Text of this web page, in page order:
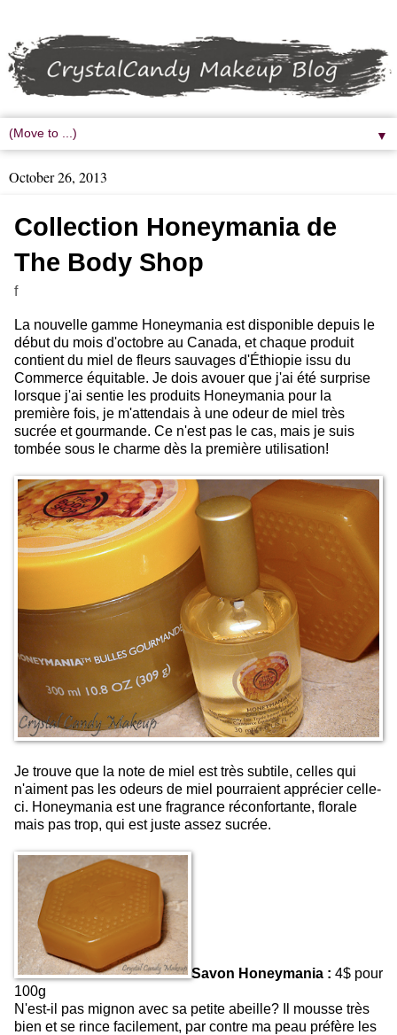
▼
October 26, 2013
Collection Honeymania de
The Body Shop
f
La nouvelle gamme Honeymania est disponible depuis le
début du mois d'octobre au Canada, et chaque produit
contient du miel de fleurs sauvages d'Éthiopie issu du
Commerce équitable. Je dois avouer que j'ai été surprise
lorsque j'ai sentie les produits Honeymania pour la
première fois, je m'attendais à une odeur de miel très
sucrée et gourmande. Ce n'est pas le cas, mais je suis
tombée sous le charme dès la première utilisation!
Je trouve que la note de miel est très subtile, celles qui
n'aiment pas les odeurs de miel pourraient apprécier celle-
ci. Honeymania est une fragrance réconfortante, florale
mais pas trop, qui est juste assez sucrée.
Savon Honeymania : 4$ pour
100g
N'est-il pas mignon avec sa petite abeille? Il mousse très
bien et se rince facilement, par contre ma peau préfère les